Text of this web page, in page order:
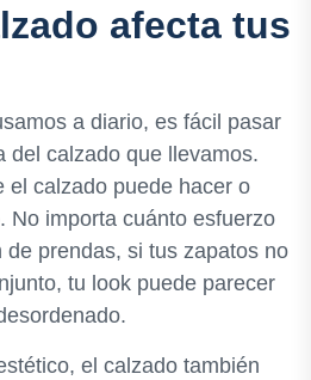
afecta tus
a diario, es fácil pasar
del calzado que llevamos.
el calzado puede hacer o
No importa cuánto esfuerzo
de prendas, si tus zapatos no
tu look puede parecer
el calzado también